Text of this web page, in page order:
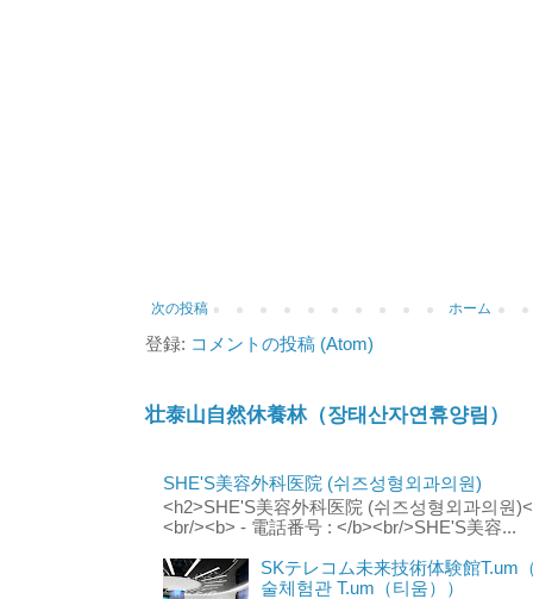
次の投稿 ホーム
登録: コメントの投稿 (Atom)
壮泰山自然休養林（장태산자연휴양림）
SHE'S美容外科医院 (쉬즈성형외과의원)
<h2>SHE'S美容外科医院 (쉬즈성형외과의원
<br/><b> - 電話番号 : </b><br/>SHE'S美容...
SKテレコム未来技術体験館T.um
술체험관 T.um（티움））